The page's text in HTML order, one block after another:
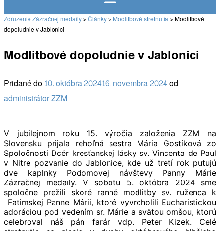
Združenie Zázračnej medaily>Články>Modlitbové stretnutia>Modlitbové
dopoludnie v Jablonici
Modlitbové dopoludnie v Jablonici
Pridané do10. októbra 202416. novembra 2024od
administrátor ZZM
V jubilejnom roku 15. výročia založenia ZZM na
Slovensku prijala rehoľná sestra Mária Gostíková zo
Spoločnosti Dcér kresťanskej lásky sv. Vincenta de Paul
v Nitre pozvanie do Jablonice, kde už tretí rok putujú
dve kaplnky Podomovej návštevy Panny Márie
Zázračnej medaily. V sobotu 5. októbra 2024 sme
spoločne prežili skoré ranné modlitby sv. ruženca k
Fatimskej Panne Márii, ktoré vyvrcholili Eucharistickou
adoráciou pod vedením sr. Márie a svätou omšou, ktorú
celebroval náš pán farár vdp. Peter Kizek. Celé